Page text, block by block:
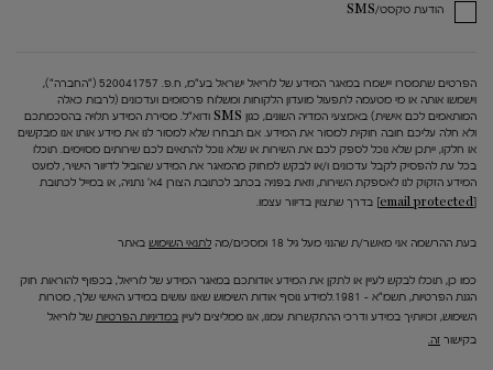
הודעת טקסט/SMS
הפרטים שתמסרו יישמרו במאגר המידע של לוריאל ישראל בע"מ, ח.פ. 520041757 ("החברה"),
וישמשו אותה או מי מטעמה לתפעול מועדון הלקוחות ומשלוח פרסומים ועדכונים (לרבות כאלה
המותאמים לכם אישית) באמצעי המדיה השונים, כגון SMS ודוא"ל. מסירת המידע תלויה בהסכמתכם
ולא חלה עליכם חובה חוקית למסור את המידע. אם תבחרו שלא למסור לנו את מידע אותו אנו מבקשים
או חלקו, ייתכן שלא נוכל לספק לכם את השירות או שלא נוכל להתאים לכם שירותים מסוימים. תוכלו
בכל עת להפסיק לקבל עדכונים ו/או לבקש למחוק מהמאגר את המידע שהוביל לדיוור הישיר, למעט
המידע הזקוק לנו לאספקת השירות, וזאת בפניה בכתב לכתובת הצורן 4א' נתניה, או במייל לכתובת
[email protected]
בדרך שתצוין בדיוור עצמו.
בעת ההרשמה אני מאשר/ת שהנני מעל גיל 18 ומסכים/מה לתנאי השימוש באתר
כמו כן, תוכלו לבקש לעיין או לתקן את המידע אודותכם במאגר המידע של לוריאל, בכפוף להוראות חוק
הגנת הפרטיות, תשמ"א – 1981.למידע נוסף אודות השימוש שאנו עושים במידע האישי שלך, מטרות
השימוש, זכויותיך במידע ודרכי ההתקשרות עמנו, אנו ממליצים לעיין במדיניות הפרטיות של לוריאל
בקישור זה.